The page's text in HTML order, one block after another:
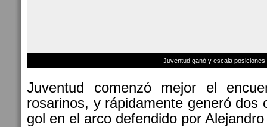
Juventud ganó y escala posiciones
Juventud comenzó mejor el
rosarinos, y rápidamente generó dos
gol en el arco defendido por